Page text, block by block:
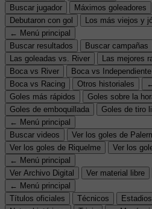
Buscar jugador
Máximos goleadores
Debutaron con gol
Los más viejos y
← Menú principal
Buscar resultados
Buscar campañas
Las goleadas vs. River
Las mejores
Boca vs River
Boca vs Independiente
Boca vs Racing
Otros historiales
Goles más rápidos
Goles sobre la
Goles de emboquillada
Goles de tiro
← Menú principal
Buscar videos
Ver los goles de
Ver los goles de Riquelme
Ver los
← Menú principal
Ver Archivo Digital
Ver material libre
← Menú principal
Títulos oficiales
Técnicos Estadios